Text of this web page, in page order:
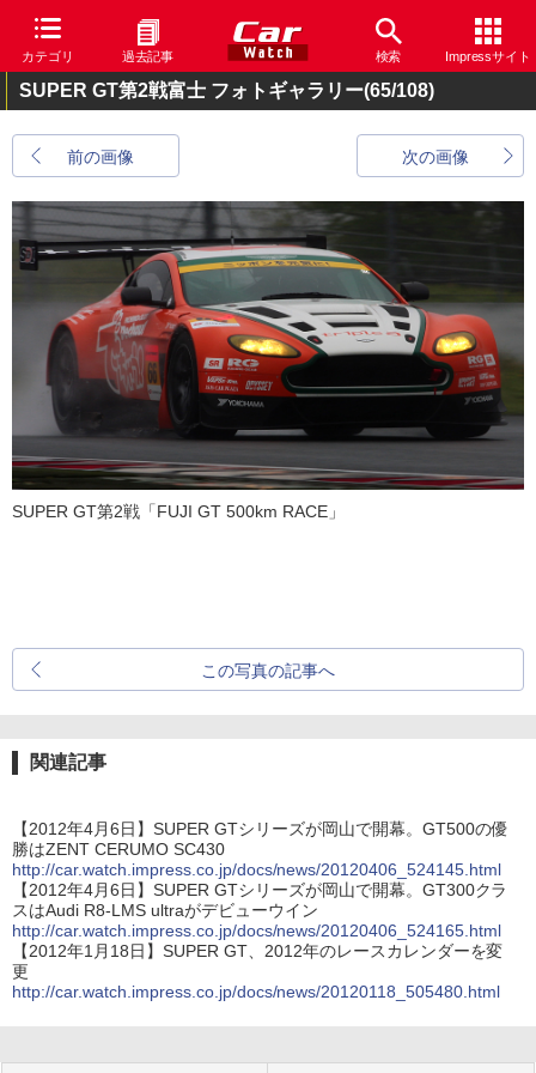
カテゴリ 過去記事 検索 Impressサイト
SUPER GT第2戦富士 フォトギャラリー(65/108)
前の画像 次の画像
SUPER GT第2戦「FUJI GT 500km RACE」
この写真の記事へ
関連記事
【2012年4月6日】SUPER GTシリーズが岡山で開幕。GT500の優
勝はZENT CERUMO SC430
http://car.watch.impress.co.jp/docs/news/20120406_524145.html
【2012年4月6日】SUPER GTシリーズが岡山で開幕。GT300クラ
スはAudi R8-LMS ultraがデビューウイン
http://car.watch.impress.co.jp/docs/news/20120406_524165.html
【2012年1月18日】SUPER GT、2012年のレースカレンダーを変
更
http://car.watch.impress.co.jp/docs/news/20120118_505480.html